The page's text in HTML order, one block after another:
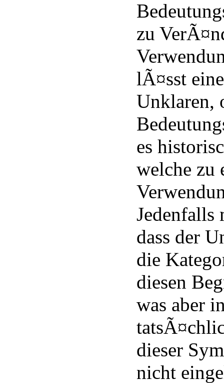
zu
lÃ¤sst
Unklaren,
es
welche zu
Jedenfalls
dass der
die
diesen
was aber
dieser
nicht